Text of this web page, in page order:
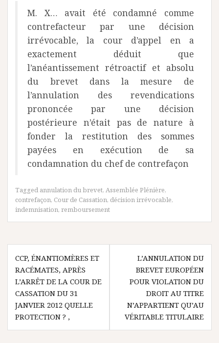
M. X… avait été condamné comme
contrefacteur par une décision
irrévocable, la cour d’appel en a
exactement déduit que
l’anéantissement rétroactif et absolu
du brevet dans la mesure de
l’annulation des revendications
prononcée par une décision
postérieure n’était pas de nature à
fonder la restitution des sommes
payées en exécution de sa
condamnation du chef de contrefaçon
Tagged annulation du brevet, Assemblée Plénière,
contrefaçon, Cour de Cassation, décision irrévocable,
indemnisation, remboursement
Navigation
de
l’article
CCP, ÉNANTIOMÈRES ET
RACÉMATES, APRÈS
L’ARRÊT DE LA COUR DE
CASSATION DU 31
JANVIER 2012 QUELLE
PROTECTION ? ,
L’ANNULATION DU
BREVET EUROPÉEN
POUR VIOLATION DU
DROIT AU TITRE
N’APPARTIENT QU’AU
VÉRITABLE TITULAIRE